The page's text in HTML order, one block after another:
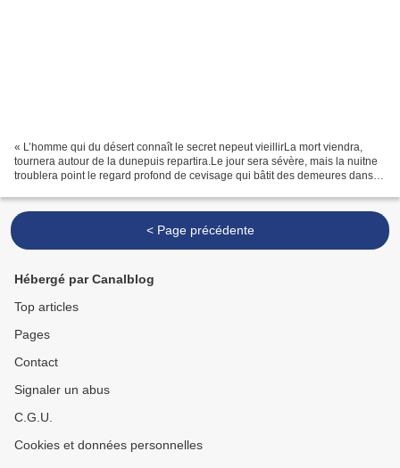
« L’homme qui du désert connaît le secret nepeut vieillirLa mort viendra,
tournera autour de la dunepuis repartira.Le jour sera sévère, mais la nuitne
troublera point le regard profond de cevisage qui bâtit des demeures dans la
< Page précédente
Hébergé par Canalblog
Top articles
Pages
Contact
Signaler un abus
C.G.U.
Cookies et données personnelles